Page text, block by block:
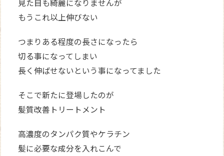
見た目も綺麗になりませんが
もうこれ以上伸びない
つまりある程度の長さになったら
切る事になってしまい
長く伸ばせないという事になってました
そこで新たに登場したのが
髪質改善トリートメント
高濃度のタンパク質やケラチン
髪に必要な成分を入れこんで